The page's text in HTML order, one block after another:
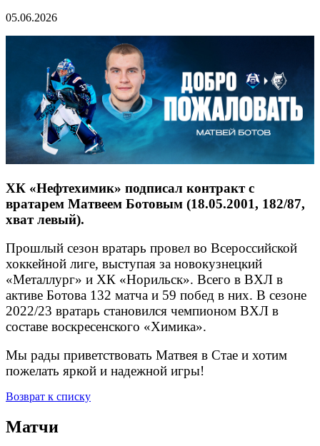
05.06.2026
ХК «Нефтехимик» подписал контракт с
вратарем Матвеем Ботовым (18.05.2001, 182/87,
хват левый).
Прошлый сезон вратарь провел во Всероссийской
хоккейной лиге, выступая за новокузнецкий
«Металлург» и ХК «Норильск». Всего в ВХЛ в
активе Ботова 132 матча и 59 побед в них. В сезоне
2022/23 вратарь становился чемпионом ВХЛ в
составе воскресенского «Химика».
Мы рады приветствовать Матвея в Стае и хотим
пожелать яркой и надежной игры!
Возврат к списку
Матчи